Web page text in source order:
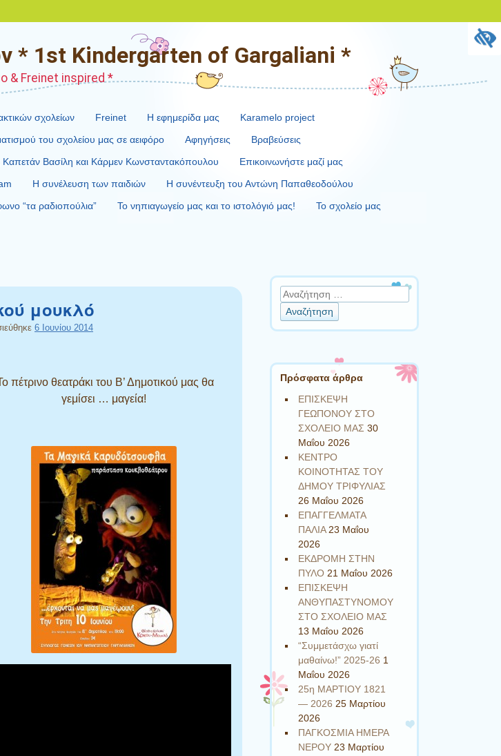
* 1st Kindergarten of Gargaliani *
& Freinet inspired *
σχολείων Freinet H εφημερίδα μας
Karamelo project
του σχολείου μας σε αειφόρο Αφηγήσεις
Βραβεύσεις
Βασίλη και Κάρμεν Κωνσταντακόπουλου
Επικοινωνήστε μαζί μας
Η συνέλευση των παιδιών
Η συνέντευξη του Αντώνη Παπαθεοδούλου
“τα ραδιοπούλια” Το νηπιαγωγείο μας και το ιστολόγιό μας!
Το σχολείο μας
μουκλό
6 Ιουνίου 2014
πέτρινο θεατράκι του Β’ Δημοτικού μας θα
γεμίσει … μαγεία!
Αναζήτηση
Πρόσφατα άρθρα
ΕΠΙΣΚΕΨΗ
ΓΕΩΠΟΝΟΥ ΣΤΟ
ΣΧΟΛΕΙΟ ΜΑΣ 30
Μαΐου 2026
ΚΕΝΤΡΟ
ΚΟΙΝΟΤΗΤΑΣ ΤΟΥ
ΔΗΜΟΥ ΤΡΙΦΥΛΙΑΣ
26 Μαΐου 2026
ΕΠΑΓΓΕΛΜΑΤΑ
ΠΑΛΙΑ 23 Μαΐου
2026
ΕΚΔΡΟΜΗ ΣΤΗΝ
ΠΥΛΟ 21 Μαΐου 2026
ΕΠΙΣΚΕΨΗ
ΑΝΘΥΠΑΣΤΥΝΟΜΟΥ
ΣΤΟ ΣΧΟΛΕΙΟ ΜΑΣ
13 Μαΐου 2026
“Συμμετάσχω γιατί
μαθαίνω!” 2025-26 1
Μαΐου 2026
25η ΜΑΡΤΙΟΥ 1821
— 2026 25 Μαρτίου
2026
ΠΑΓΚΟΣΜΙΑ ΗΜΕΡΑ
ΝΕΡΟΥ 23 Μαρτίου